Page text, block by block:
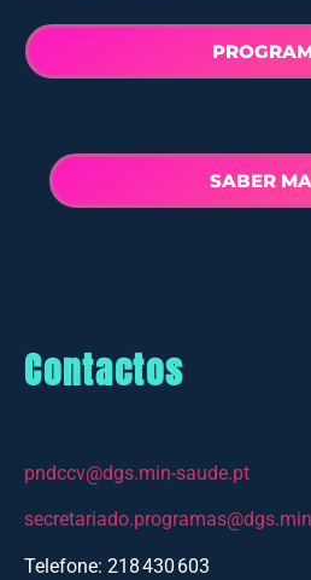
SABER
Contactos
pndccv@dgs.min-saude.pt
Telefone: 218 430 603